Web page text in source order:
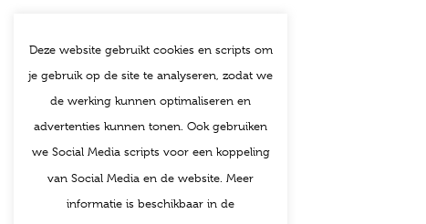
Deze website gebruikt cookies en scripts om
je gebruik op de site te analyseren, zodat we
de werking kunnen optimaliseren en
advertenties kunnen tonen. Ook gebruiken
we Social Media scripts voor een koppeling
van Social Media en de website. Meer
informatie is beschikbaar in de